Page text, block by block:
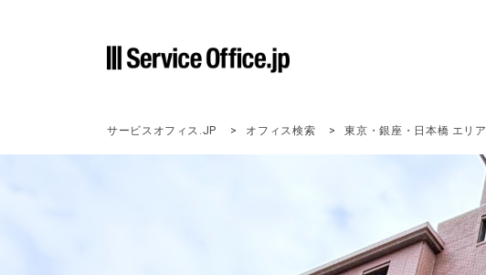
サービスオフィス.JP オフィス検索 東京・銀座・日本橋 エリア